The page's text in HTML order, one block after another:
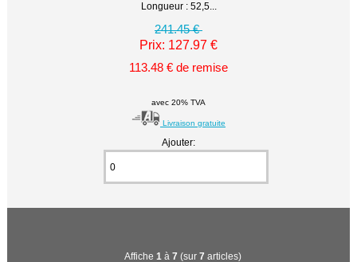
Longueur : 52,5...
241.45 €
Prix: 127.97 €
113.48 € de remise
avec 20% TVA
Livraison gratuite
Ajouter:
Affiche 1 à 7 (sur 7 articles)